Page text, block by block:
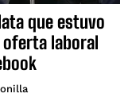
que estuvo
laboral